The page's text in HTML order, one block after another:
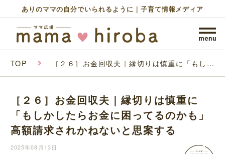
ありのママの自分でいられるように｜子育て情報メディア
TOP ［２６］お金回収夫｜縁切りは慎重に「もしか
ねないと思案する
［２６］お金回収夫｜縁切りは慎重に
「もしかしたらお金に困ってるのかも」
高額請求されかねないと思案する
2025年08月13日